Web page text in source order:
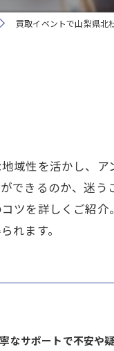
出張
買取イベントで山梨県北
域性を活かし、ア
できるのか、迷う
ツを詳しくご紹
れます。
なサポートで不安や